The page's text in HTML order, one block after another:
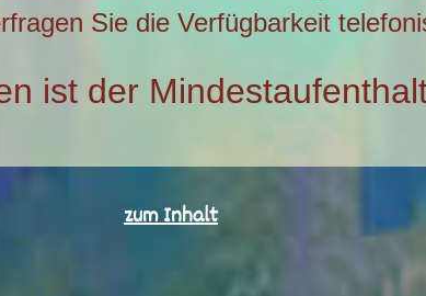
Sie die Verfügbarkeit
ist der
zum Inhalt